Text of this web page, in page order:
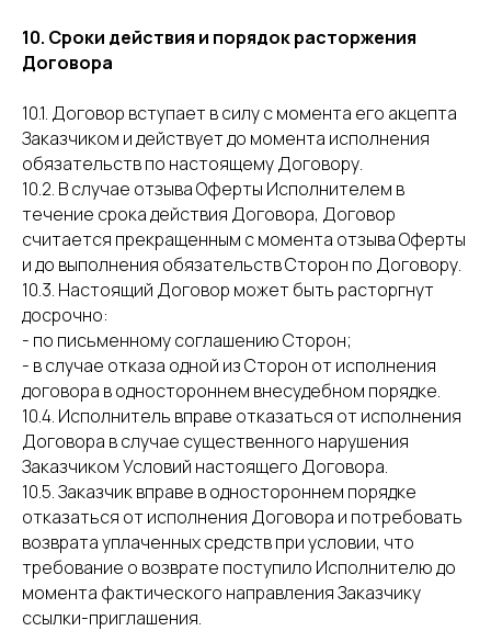
10. Сроки действия и порядок расторжения
Договора
10.1. Договор вступает в силу с момента его акцепта
Заказчиком и действует до момента исполнения
обязательств по настоящему Договору.
10.2. В случае отзыва Оферты Исполнителем в
течение срока действия Договора, Договор
считается прекращенным с момента отзыва Оферты
и до выполнения обязательств Сторон по Договору.
10.3. Настоящий Договор может быть расторгнут
досрочно:
- по письменному соглашению Сторон;
- в случае отказа одной из Сторон от исполнения
договора в одностороннем внесудебном порядке.
10.4. Исполнитель вправе отказаться от исполнения
Договора в случае существенного нарушения
Заказчиком Условий настоящего Договора.
10.5. Заказчик вправе в одностороннем порядке
отказаться от исполнения Договора и потребовать
возврата уплаченных средств при условии, что
требование о возврате поступило Исполнителю до
момента фактического направления Заказчику
ссылки-приглашения.